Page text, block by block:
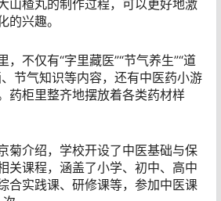
山楂丸的制作过程，可以更好地激
的兴趣。
不仅有“字里藏医”“节气养生”“道
节气知识等内容，还有中医药小游
药柜里整齐地摆放着各类药材样
菊介绍，学校开设了中医基础与保
关课程，涵盖了小学、初中、高中
合实践课、研修课等，参加中医课